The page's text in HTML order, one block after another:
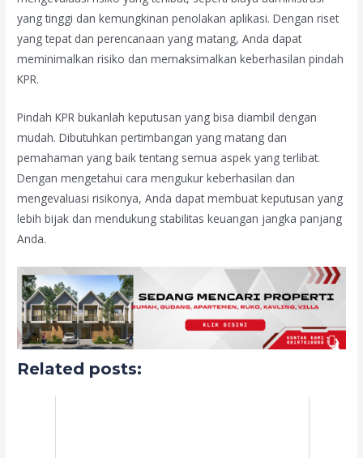
yang tinggi dan kemungkinan penolakan aplikasi. Dengan riset
yang tepat dan perencanaan yang matang, Anda dapat
meminimalkan risiko dan memaksimalkan keberhasilan pindah
KPR.
Pindah KPR bukanlah keputusan yang bisa diambil dengan
mudah. Dibutuhkan pertimbangan yang matang dan
pemahaman yang baik tentang semua aspek yang terlibat.
Dengan mengetahui cara mengukur keberhasilan dan
mengevaluasi risikonya, Anda dapat membuat keputusan yang
lebih bijak dan mendukung stabilitas keuangan jangka panjang
Anda.
Related posts: